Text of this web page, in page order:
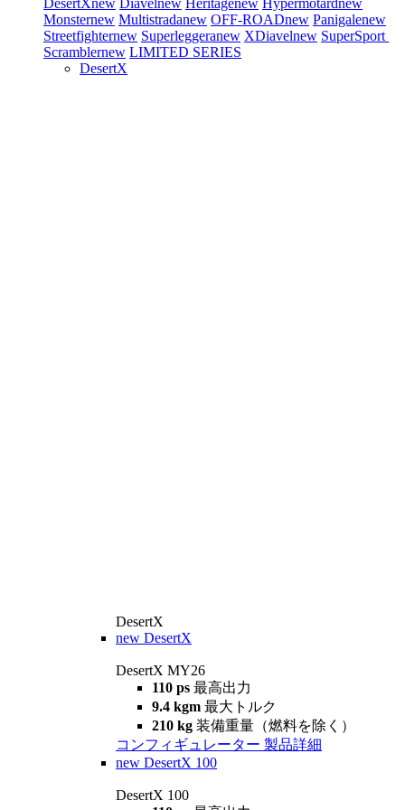
DesertXnew Diavelnew Heritagenew Hypermotardnew
Monsternew Multistradanew OFF-ROADnew Panigalenew
Streetfighternew Superleggeranew XDiavelnew SuperSport
Scramblernew LIMITED SERIES
DesertX
DesertX
new DesertX
DesertX MY26
110 ps 最高出力
9.4 kgm 最大トルク
210 kg 装備重量（燃料を除く）
コンフィギュレーター 製品詳細
new DesertX 100
DesertX 100